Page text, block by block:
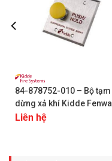
84-878752-010 – Bộ tạm
dừng xả khí Kidde Fenwal
Liên hệ